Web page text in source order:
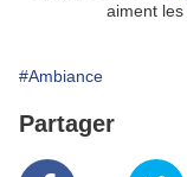
aiment les
#Ambiance
Partager